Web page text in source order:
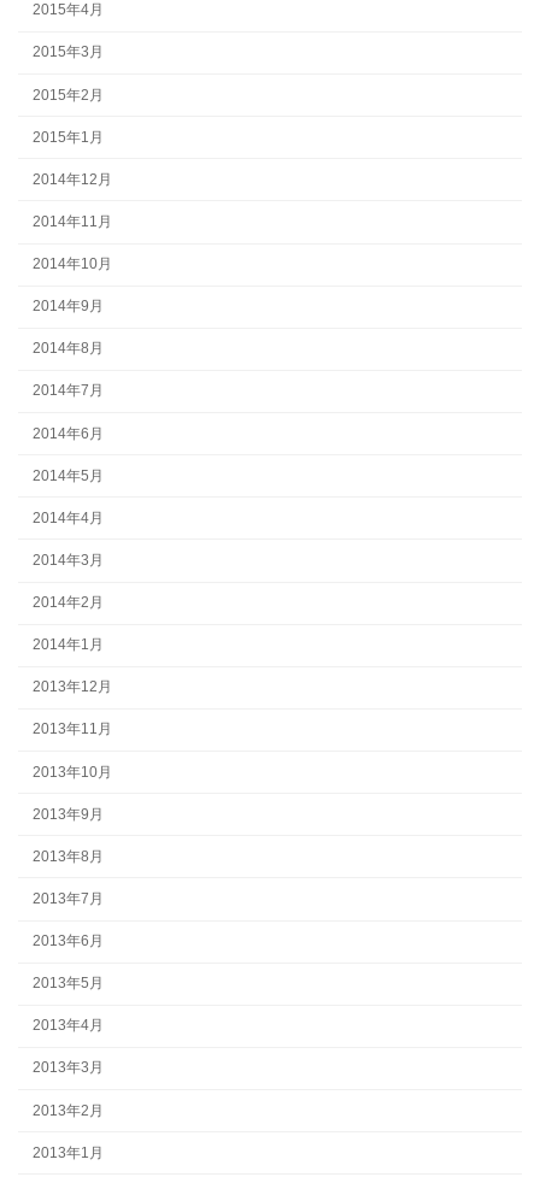
2015年4月
2015年3月
2015年2月
2015年1月
2014年12月
2014年11月
2014年10月
2014年9月
2014年8月
2014年7月
2014年6月
2014年5月
2014年4月
2014年3月
2014年2月
2014年1月
2013年12月
2013年11月
2013年10月
2013年9月
2013年8月
2013年7月
2013年6月
2013年5月
2013年4月
2013年3月
2013年2月
2013年1月